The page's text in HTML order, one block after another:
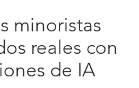
minoristas
reales con
de IA